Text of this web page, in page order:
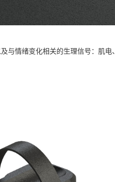
与情绪变化相关的生理信号：肌电